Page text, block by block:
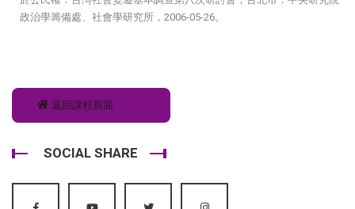
政治學籌備處、社會學研究所，2006-05-26。
返回課程頁面
SOCIAL SHARE